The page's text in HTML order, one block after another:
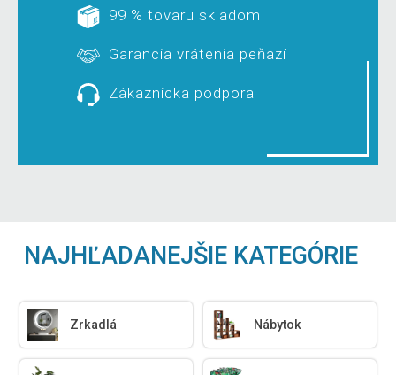
99 % tovaru skladom
Garancia vrátenia peňazí
Zákaznícka podpora
NAJHĽADANEJŠIE KATEGÓRIE
Zrkadlá Nábytok